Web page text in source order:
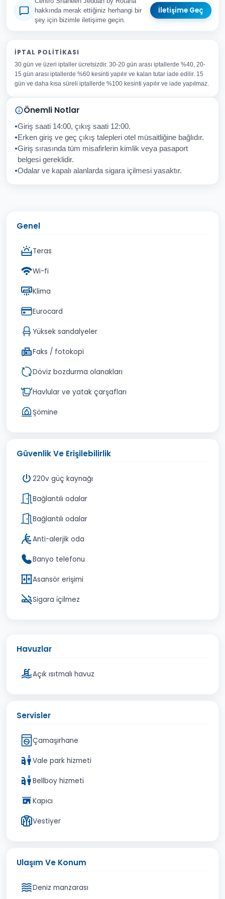
hakkında merak ettiğiniz herhangi bir
şey için bizimle iletişime geçin.
İletişime Geç
Adınız Soyadınız
E-posta Adresiniz
Konu
Sorunuz
İptal Gönder
İPTAL POLITIKASI
30 gün ve üzeri iptaller ücretsizdir. 30-20 gün arası iptallerde %40, 20-
15 gün arası iptallerde %60 kesinti yapılır ve kalan tutar iade edilir. 15
gün ve daha kısa süreli iptallerde %100 kesinti yapılır ve iade yapılmaz.
Önemli Notlar
Giriş saati 14:00, çıkış saati 12:00.
Erken giriş ve geç çıkış talepleri otel müsaitliğine bağlıdır.
Giriş sırasında tüm misafirlerin kimlik veya pasaport
belgesi gereklidir.
Odalar ve kapalı alanlarda sigara içilmesi yasaktır.
Genel
Teras
Wi-fi
Klima
Eurocard
Yüksek sandalyeler
Faks / fotokopi
Döviz bozdurma olanakları
Havlular ve yatak çarşafları
Şömine
Güvenlik Ve Erişilebilirlik
220v güç kaynağı
Bağlantılı odalar
Bağlantılı odalar
Anti-alerjik oda
Banyo telefonu
Asansör erişimi
Sigara i̇çilmez
Havuzlar
Açık ısıtmalı havuz
Servisler
Çamaşırhane
Vale park hizmeti
Bellboy hizmeti
Kapıcı
Vestiyer
Ulaşım Ve Konum
Deniz manzarası